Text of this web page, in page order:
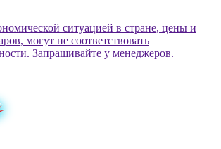
ситуацией в стране, цены и
могут не соответствовать
Запрашивайте у менеджеров.